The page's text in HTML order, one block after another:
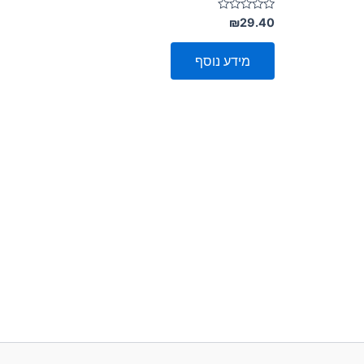
דורג
0
מתוך
₪29.40
מידע נוסף